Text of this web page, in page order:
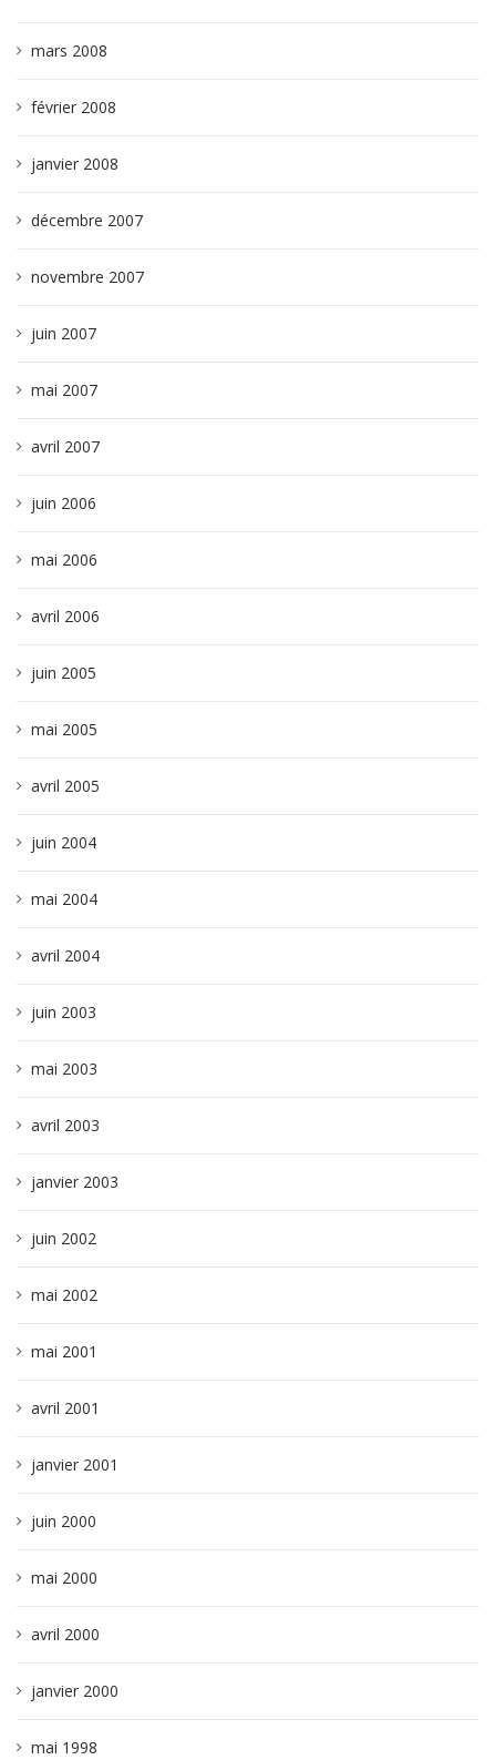
mars 2008
février 2008
janvier 2008
décembre 2007
novembre 2007
juin 2007
mai 2007
avril 2007
juin 2006
mai 2006
avril 2006
juin 2005
mai 2005
avril 2005
juin 2004
mai 2004
avril 2004
juin 2003
mai 2003
avril 2003
janvier 2003
juin 2002
mai 2002
mai 2001
avril 2001
janvier 2001
juin 2000
mai 2000
avril 2000
janvier 2000
mai 1998